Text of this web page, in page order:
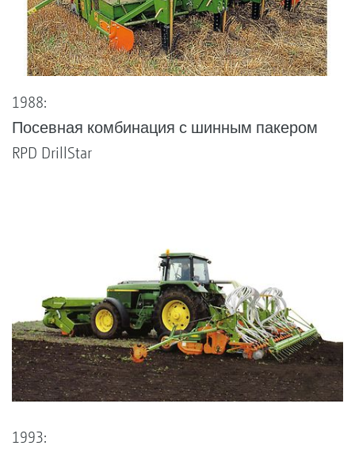
1988:
Посевная комбинация с шинным пакером
RPD DrillStar
1993: